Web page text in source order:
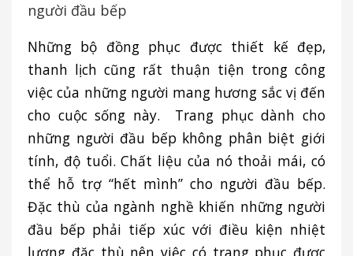
người đầu bếp
Những bộ đồng phục được thiết kế đẹp,
thanh lịch cũng rất thuận tiện trong công
việc của những người mang hương sắc vị đến
cho cuộc sống này. Trang phục dành cho
những người đầu bếp không phân biệt giới
tính, độ tuổi. Chất liệu của nó thoải mái, có
thể hỗ trợ “hết mình” cho người đầu bếp.
Đặc thù của ngành nghề khiến những người
đầu bếp phải tiếp xúc với điều kiện nhiệt
lượng đặc thù nên việc có trang phục được